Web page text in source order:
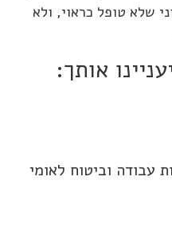
שלא טופל כראוי, ולא
אותך:
עבודה וביטוח לאומי